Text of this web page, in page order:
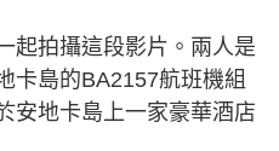
起拍攝這段影片。兩人是
卡島的BA2157航班機組
安地卡島上一家豪華酒店